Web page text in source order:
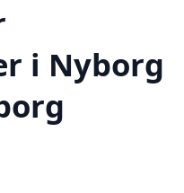
i Nyborg